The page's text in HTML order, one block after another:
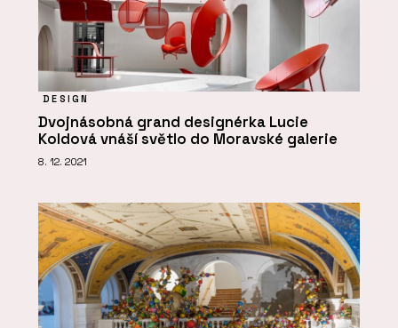
DESIGN
Dvojnásobná grand designérka Lucie
Koldová vnáší světlo do Moravské galerie
8. 12. 2021